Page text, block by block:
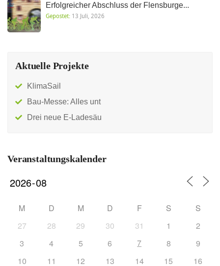
Erfolgreicher Abschluss der Flensburge...
Gepostet: 13 Juli, 2026
Aktuelle Projekte
KlimaSail
Bau-Messe: Alles unt
Drei neue E-Ladesäu
Veranstaltungskalender
M D M D F S
S
27
28 29 30 31 1
2
3
4 5 6 7 8
9
10
11 12 13 14 15
16